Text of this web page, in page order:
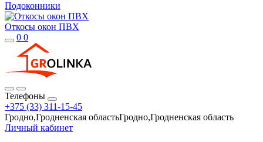
Подоконники
Откосы окон ПВХ
0 0
Телефоны
+375 (33) 311-15-45
Гродно,Гродненская областьГродно,Гродненская область
Личный кабинет